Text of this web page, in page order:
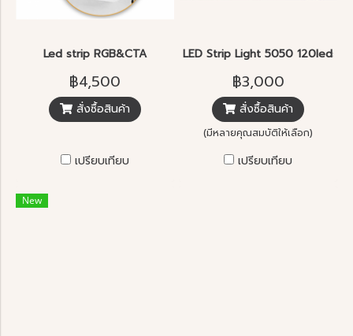
Led strip RGB&CTA
฿4,500
สั่งซื้อสินค้า
เปรียบเทียบ
LED Strip Light 5050 120leds/
฿3,000
สั่งซื้อสินค้า
(มีหลายคุณสมบัติให้เลือก)
เปรียบเทียบ
New